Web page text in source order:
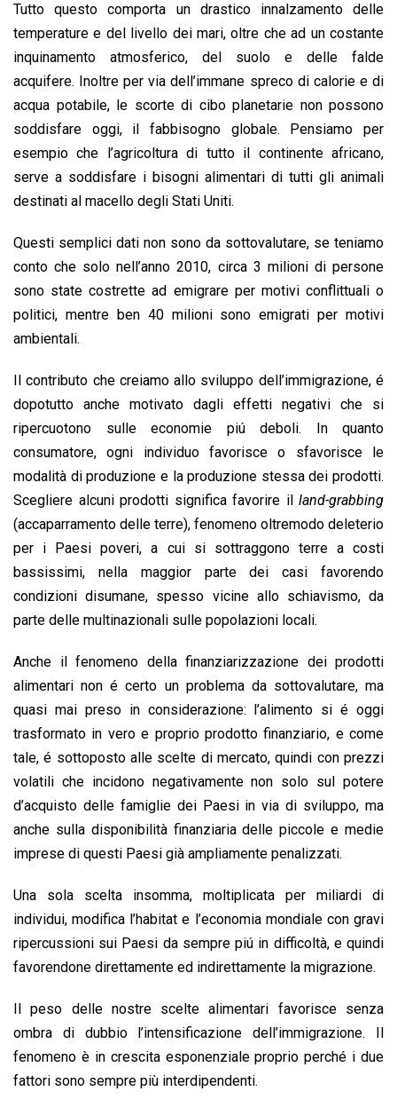
Tutto questo comporta un drastico innalzamento delle
temperature e del livello dei mari, oltre che ad un costante
inquinamento atmosferico, del suolo e delle falde
acquifere. Inoltre per via dell’immane spreco di calorie e di
acqua potabile, le scorte di cibo planetarie non possono
soddisfare oggi, il fabbisogno globale. Pensiamo per
esempio che l’agricoltura di tutto il continente africano,
serve a soddisfare i bisogni alimentari di tutti gli animali
destinati al macello degli Stati Uniti.
Questi semplici dati non sono da sottovalutare, se teniamo
conto che solo nell’anno 2010, circa 3 milioni di persone
sono state costrette ad emigrare per motivi conflittuali o
politici, mentre ben 40 milioni sono emigrati per motivi
ambientali.
Il contributo che creiamo allo sviluppo dell’immigrazione, é
dopotutto anche motivato dagli effetti negativi che si
ripercuotono sulle economie piú deboli. In quanto
consumatore, ogni individuo favorisce o sfavorisce le
modalità di produzione e la produzione stessa dei prodotti.
Scegliere alcuni prodotti significa favorire il land-grabbing
(accaparramento delle terre), fenomeno oltremodo deleterio
per i Paesi poveri, a cui si sottraggono terre a costi
bassissimi, nella maggior parte dei casi favorendo
condizioni disumane, spesso vicine allo schiavismo, da
parte delle multinazionali sulle popolazioni locali.
Anche il fenomeno della finanziarizzazione dei prodotti
alimentari non é certo un problema da sottovalutare, ma
quasi mai preso in considerazione: l’alimento si é oggi
trasformato in vero e proprio prodotto finanziario, e come
tale, é sottoposto alle scelte di mercato, quindi con prezzi
volatili che incidono negativamente non solo sul potere
d’acquisto delle famiglie dei Paesi in via di sviluppo, ma
anche sulla disponibilità finanziaria delle piccole e medie
imprese di questi Paesi già ampliamente penalizzati.
Una sola scelta insomma, moltiplicata per miliardi di
individui, modifica l’habitat e l’economia mondiale con gravi
ripercussioni sui Paesi da sempre piú in difficoltà, e quindi
favorendone direttamente ed indirettamente la migrazione.
Il peso delle nostre scelte alimentari favorisce senza
ombra di dubbio l’intensificazione dell’immigrazione. Il
fenomeno è in crescita esponenziale proprio perché i due
fattori sono sempre più interdipendenti.